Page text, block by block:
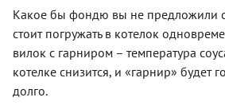
белым
что есть
фондю
надо с
пылу с
жару,
обмакивая
кусочки
регионах
его
готовят
разных
Какое бы фондю вы не предложили
стоит погружать в котелок
вилок с гарниром – температура
котелке снизится, и «гарнир» будет
долго.